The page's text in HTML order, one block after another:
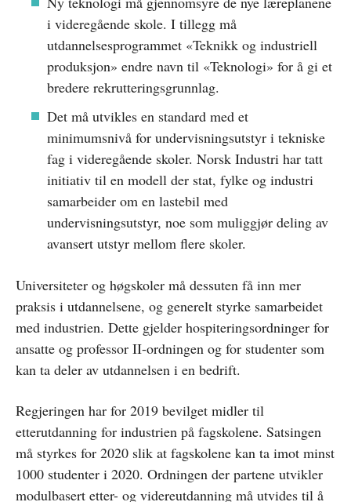
i videregående skole. I tillegg må
utdannelsesprogrammet «Teknikk og industriell
produksjon» endre navn til «Teknologi» for å gi et
bredere rekrutteringsgrunnlag.
Det må utvikles en standard med et
minimumsnivå for undervisningsutstyr i tekniske
fag i videregående skoler. Norsk Industri har tatt
initiativ til en modell der stat, fylke og industri
samarbeider om en lastebil med
undervisningsutstyr, noe som muliggjør deling av
avansert utstyr mellom flere skoler.
Universiteter og høgskoler må dessuten få inn mer
praksis i utdannelsene, og generelt styrke samarbeidet
med industrien. Dette gjelder hospiteringsordninger for
ansatte og professor II-ordningen og for studenter som
kan ta deler av utdannelsen i en bedrift.
Regjeringen har for 2019 bevilget midler til
etterutdanning for industrien på fagskolene. Satsingen
må styrkes for 2020 slik at fagskolene kan ta imot minst
1000 studenter i 2020. Ordningen der partene utvikler
modulbasert etter- og videreutdanning må utvides til å